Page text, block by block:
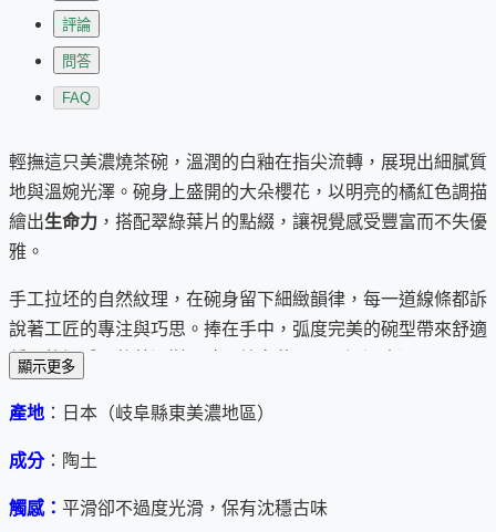
評論
問答
FAQ
輕撫這只美濃燒茶碗，溫潤的白釉在指尖流轉，展現出細膩質
地與溫婉光澤。碗身上盛開的大朵櫻花，以明亮的橘紅色調描
繪出生命力 ，搭配翠綠葉片的點綴，讓視覺感受豐富而不失優
雅。
手工拉坯的自然紋理，在碗身留下細緻韻律，每一道線條都訴
說著工匠的專注與巧思。捧在手中，弧度完美的碗型帶來舒適
穩固的觸感，將茶湯斟入時，純白釉面更顯溫潤光澤。
無論是凝視碗中漫漫茶色，或是輕輕轉動觀賞花影，這只茶碗
只是一只茶碗，更是一件能撫慰心靈的生活藝術品，為您的每
一天注入春日般的暖意與愉悅。
顯示更多
產地 ：日本（岐阜縣東美濃地區）
成分：陶土
觸感： 平滑卻不過度光滑，保有沈穩古味